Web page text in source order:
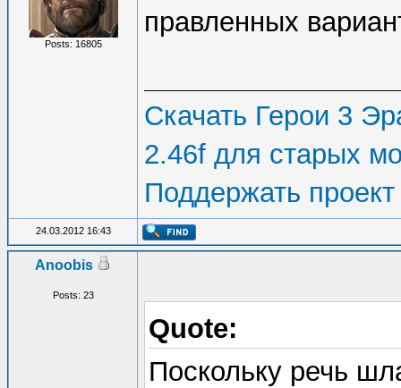
Posts: 16805
правленных
Скачать Герои 3
2.46f для старых
Поддержать проект
24.03.2012 16:43
Anoobis
Posts: 23
Quote:
Поскольку речь